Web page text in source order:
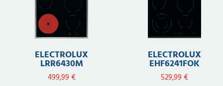
ELECTROLUX
LRR6430M
499,99 €
ELECTROLUX
EHF6241FOK
529,99 €